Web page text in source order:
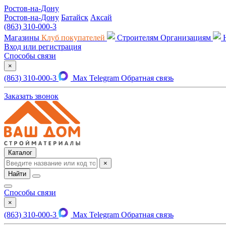
Ростов-на-Дону
Ростов-на-Дону Батайск Аксай
(863) 310-000-3
Магазины Клуб покупателей Строителям Организациям
Вход или регистрация
Способы связи
×
(863) 310-000-3 Max Telegram Обратная связь
Заказать звонок
Каталог
×
Найти
Способы связи
×
(863) 310-000-3 Max Telegram Обратная связь